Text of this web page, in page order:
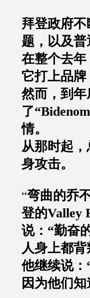
拜登政府
题，以及
在整个去
它打上品牌
然而，到
了
情。
从那时起
身攻击。
“弯曲的乔
登的Valley
说：“勤奋
人身上都
他继续说
因为他们